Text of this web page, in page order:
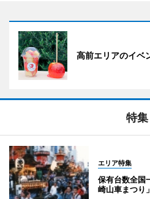
高前エリアのイベ
特集
エリア特集
保有台数全国
崎山車まつり」